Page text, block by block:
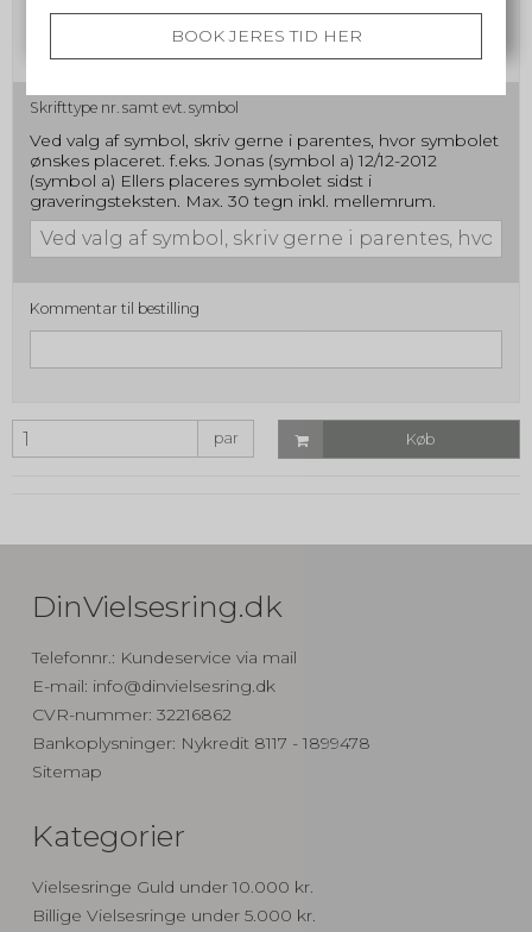
Skrifttype nr. samt evt. symbol
Ved valg af symbol, skriv gerne i parentes, hvor symbolet
ønskes placeret. f.eks. Jonas (symbol a) 12/12-2012
(symbol a) Ellers placeres symbolet sidst i
graveringsteksten. Max. 30 tegn inkl. mellemrum.
Kommentar til bestilling
par Køb
DinVielsesring.dk
Telefonnr.: Kundeservice via mail
E-mail: info@dinvielsesring.dk
CVR-nummer: 32216862
Bankoplysninger: Nykredit 8117 - 1899478
Sitemap
Kategorier
Vielsesringe Guld under 10.000 kr.
Billige Vielsesringe under 5.000 kr.
BOOK JERES TID HER